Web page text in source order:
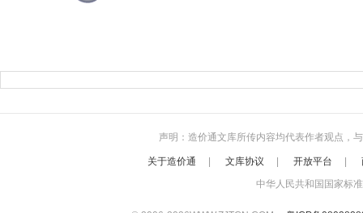
声明：造价通文库所传内容均代表作者观点，
关于造价通 文库协议 开放平台
中华人民共和国国家标